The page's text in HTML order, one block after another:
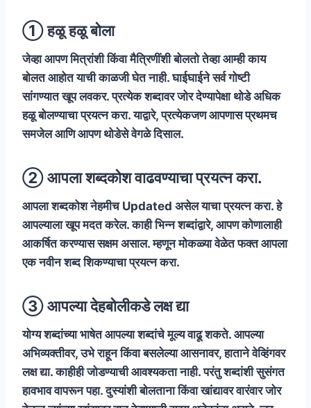
① हळू हळू बोला
जेव्हा आपण मित्रांशी किंवा मैत्रिणींशी बोलतो तेव्हा आम्ही काय
बोलत आहोत याची काळजी घेत नाही. घाईघाईने सर्व गोष्टी
सांगण्यात खूप लवकर. प्रत्येक शब्दावर जोर देण्यापेक्षा थोडे अधिक
हळू बोलण्याचा प्रयत्न करा. याद्वारे, प्रत्येकजण आपणास प्रथमच
समजेल आणि आपण थोडेसे वेगळे दिसाल.
② आपला शब्दकोश वाढवण्याचा प्रयत्न करा.
आपला शब्दकोश नेहमीच Updated असेल याचा प्रयत्न करा. हे
आपल्याला खूप मदत करेल. काही भिन्न शब्दांद्वारे, आपण कोणालाही
आकर्षित करण्यास सक्षम असाल. म्हणून मोकळ्या वेळेत फक्त आपला
एक नवीन शब्द शिकण्याचा प्रयत्न करा.
③ आपल्या देहबोलीकडे लक्ष द्या
योग्य शब्दांच्या भाषेत आपल्या शब्दांचे मूल्य वाढू शकते. आपल्या
अभिव्यक्तीवर, उभे राहून किंवा बसलेल्या आसनावर, हाताने वेव्हिंगवर
लक्ष द्या. काहीही जोडण्याची आवश्यकता नाही. परंतु शब्दांशी सुसंगत
हावभाव वापरून पहा. दुस्यांशी बोलताना किंवा खांद्यावर वारंवार जोर